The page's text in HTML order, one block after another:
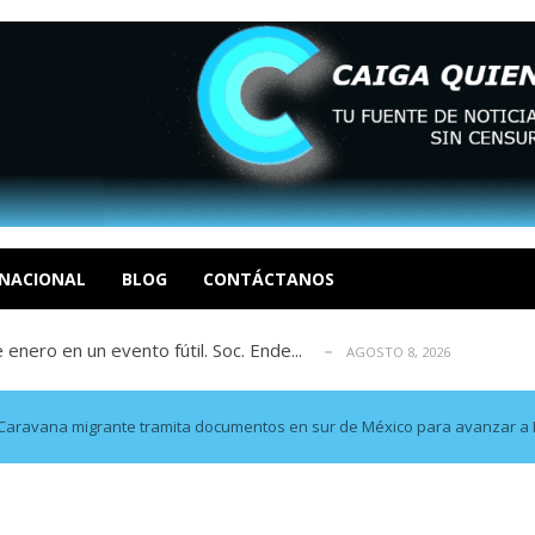
BLOG CONTÁCTANOS
R AGOSTO 8, 2026
Realpolitik y el Desmante... AGOSTO 8, 2026
García AGOSTO 7, 2026
en un evento fútil. Soc. Ende...
Luis Centeno S AGOSTO 8, 2026
R AGOSTO 8, 2026
Realpolitik y el Desmante... AGOSTO 8, 2026
García AGOSTO 7, 2026
en un evento fútil. Soc. Ende...
migrante tramita documentos en sur de México para avanzar a